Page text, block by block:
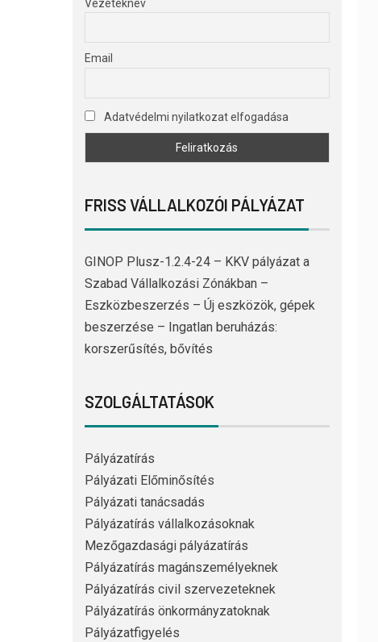
Vezetéknév
Email
Adatvédelmi nyilatkozat elfogadása
FRISS VÁLLALKOZÓI PÁLYÁZAT
GINOP Plusz-1.2.4-24 – KKV pályázat a
Szabad Vállalkozási Zónákban –
Eszközbeszerzés – Új eszközök, gépek
beszerzése – Ingatlan beruházás:
korszerűsítés, bővítés
SZOLGÁLTATÁSOK
Pályázatírás
Pályázati Előminősítés
Pályázati tanácsadás
Pályázatírás vállalkozásoknak
Mezőgazdasági pályázatírás
Pályázatírás magánszemélyeknek
Pályázatírás civil szervezeteknek
Pályázatírás önkormányzatoknak
Pályázatfigyelés